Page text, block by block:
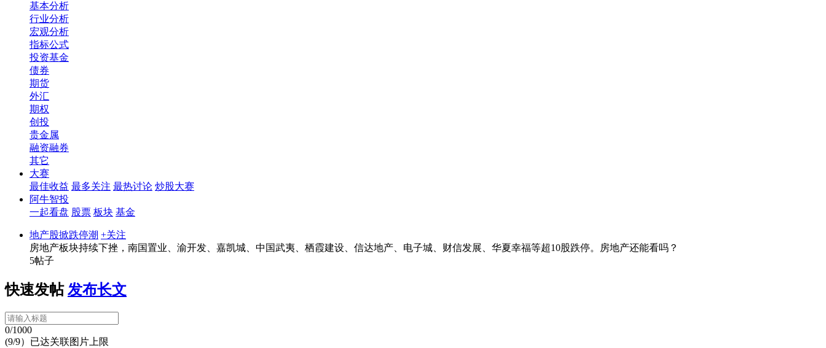
基本分析
行业分析
宏观分析
指标公式
投资基金
债券
期货
外汇
期权
创投
贵金属
融资融券
其它
大赛
最佳收益 最多关注 最热讨论 炒股大赛
阿牛智投
一起看盘 股票 板块 基金
地产股掀跌停潮 +关注
房地产板块持续下挫，南国置业、渝开发、嘉凯城、中国武夷、栖霞建设、信达地产、电子城、财信发展、华夏幸福等超10股跌停。房地产还能看吗？
5帖子
快速发帖 发布长文
0/1000
(9/9）已达关联图片上限